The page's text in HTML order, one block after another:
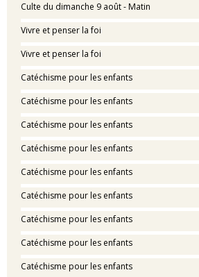
Culte du dimanche 9 août - Matin
Vivre et penser la foi
Vivre et penser la foi
Catéchisme pour les enfants
Catéchisme pour les enfants
Catéchisme pour les enfants
Catéchisme pour les enfants
Catéchisme pour les enfants
Catéchisme pour les enfants
Catéchisme pour les enfants
Catéchisme pour les enfants
Catéchisme pour les enfants